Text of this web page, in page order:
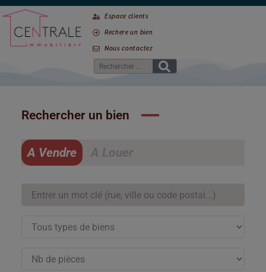
Espace clients
Rechere un bien
Nous contactez
Rechercher un bien
A Vendre A Louer